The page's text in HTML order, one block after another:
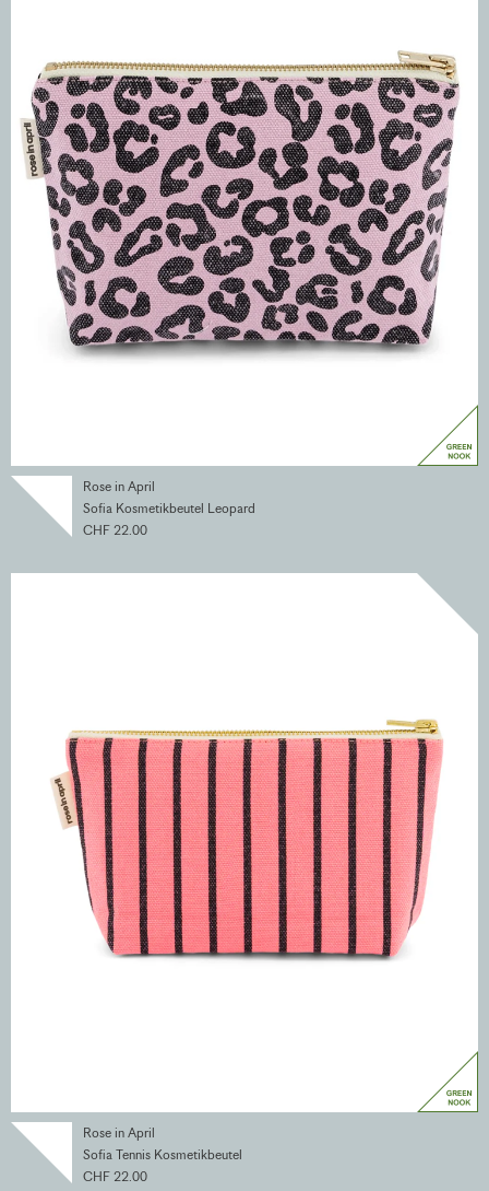
Rose in April
Sofia Kosmetikbeutel Leopard
CHF 22.00
Rose in April
Sofia Tennis Kosmetikbeutel
CHF 22.00